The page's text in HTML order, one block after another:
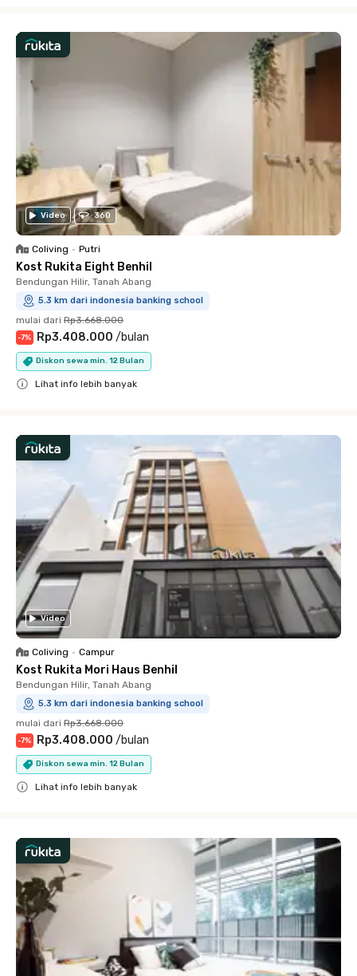
Video 360
Coliving • Putri
Kost Rukita Eight Benhil
Bendungan Hilir, Tanah Abang
5.3 km dari indonesia banking school
mulai dari Rp3.668.000
-7% Rp3.408.000 /bulan
Diskon sewa min. 12 Bulan
Lihat info lebih banyak
Video
Coliving • Campur
Kost Rukita Mori Haus Benhil
Bendungan Hilir, Tanah Abang
5.3 km dari indonesia banking school
mulai dari Rp3.668.000
-7% Rp3.408.000 /bulan
Diskon sewa min. 12 Bulan
Lihat info lebih banyak